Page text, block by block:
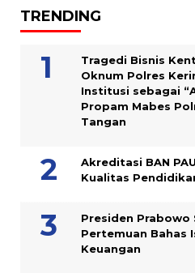
TRENDING
Tragedi Bisnis
Oknum Polres
Institusi sebagai
Propam Mabes
Tangan
Akreditasi BAN
Kualitas
Presiden Prabowo
Pertemuan Bahas
Keuangan